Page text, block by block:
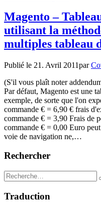
Magento –
utilisant la
multiples tableau
Publié le 21. Avril 2011par
(S'il vous plaît noter
Par défaut, Magento est une
exemple, de sorte que l'on
commande € = 6,90 € frais
commande € = 3,90 Frais de
commande € = 0,00 Euro
voie de navigation ne,…
Rechercher
Traduction